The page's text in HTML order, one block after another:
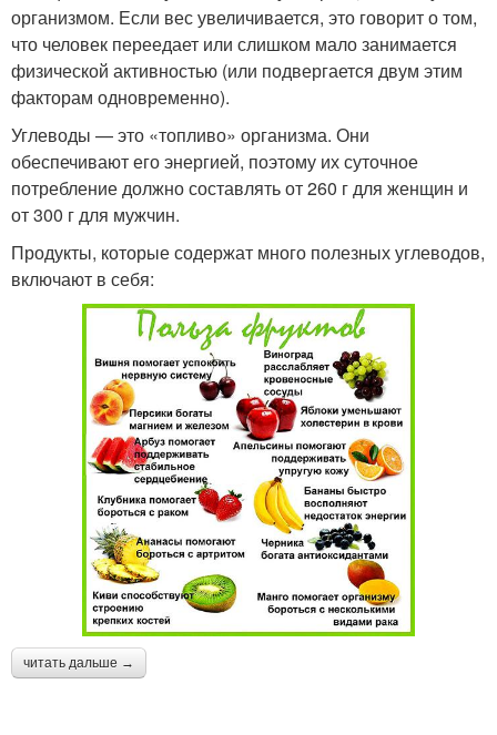
организмом. Если вес увеличивается, это говорит о том,
что человек переедает или слишком мало занимается
физической активностью (или подвергается двум этим
факторам одновременно).
Углеводы — это «топливо» организма. Они
обеспечивают его энергией, поэтому их суточное
потребление должно составлять от 260 г для женщин и
от 300 г для мужчин.
Продукты, которые содержат много полезных углеводов,
включают в себя:
читать дальше →